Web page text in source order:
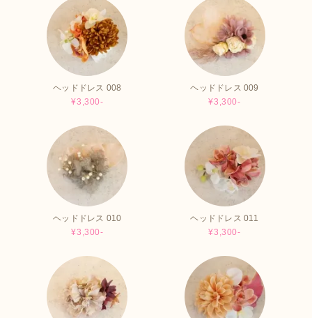
ヘッドドレス 008
¥3,300-
ヘッドドレス 009
¥3,300-
ヘッドドレス 010
¥3,300-
ヘッドドレス 011
¥3,300-